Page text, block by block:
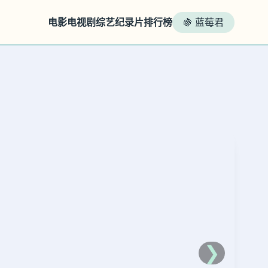
电影电视剧综艺纪录片排行榜 🍇 蓝莓君
❯